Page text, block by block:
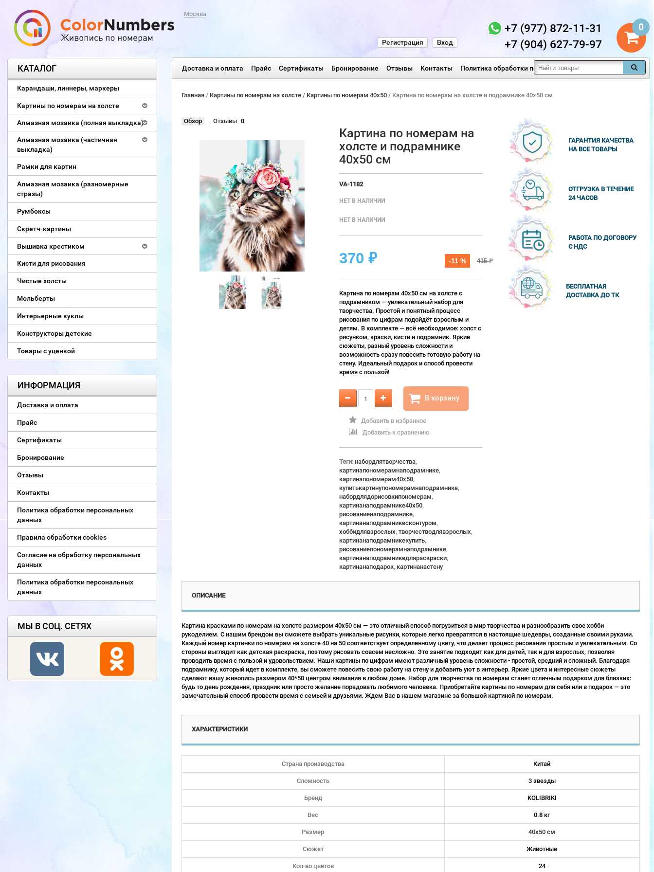
Москва
0
+7 (977) 872-11-31
+7 (904) 627-79-97
Вход
Регистрация
Доставка и оплата Прайс Сертификаты Бронирование Отзывы Контакты Политика обработки персональных данных
КАТАЛОГ
Карандаши, линнеры, маркеры
Картины по номерам на холсте
Алмазная мозаика (полная выкладка)
Алмазная мозаика (частичная
выкладка)
Рамки для картин
Алмазная мозаика (разномерные
стразы)
Румбоксы
Скретч-картины
Вышивка крестиком
Кисти для рисования
Чистые холсты
Мольберты
Интерьерные куклы
Конструкторы детские
Товары с уценкой
ИНФОРМАЦИЯ
Доставка и оплата
Прайс
Сертификаты
Бронирование
Отзывы
Контакты
Политика обработки персональных
данных
Правила обработки cookies
Согласие на обработку персональных
данных
Политика обработки персональных
данных
МЫ В СОЦ. СЕТЯХ
Главная/ Картины по номерам на холсте / Картины по номерам 40х50 / Картина по номерам на холсте и подрамнике 40х50 см
Обзор Отзывы 0
Картина по номерам на
холсте и подрамнике
40х50 см
VA-1182
НЕТ В НАЛИЧИИ
НЕТ В НАЛИЧИИ
370 ₽ -11 % 415₽
Картина по номерам 40х50 см на холсте с
подрамником — увлекательный набор для
творчества. Простой и понятный процесс
рисования по цифрам подойдёт взрослым и
детям. В комплекте — всё необходимое: холст с
рисунком, краски, кисти и подрамник. Яркие
сюжеты, разный уровень сложности и
возможность сразу повесить готовую работу на
стену. Идеальный подарок и способ провести
время с пользой!
В корзину
Добавить в избранное
Добавить к сравнению
Теги: набордлятворчества,
картинапономерамнаподрамнике,
картинапономерам40x50,
купитькартинупономерамнаподрамнике,
набордлядорисовкипономерам,
картинанаподрамнике40x50,
рисованиенаподрамнике,
картинанаподрамникесконтуром,
хоббидлявзрослых, творчестводлявзрослых,
картинанаподрамникекупить,
рисованиепономерамнаподрамнике,
картинанаподрамникедляраскраски,
картинанаподарок, картинанастену
ГАРАНТИЯ КАЧЕСТВА
НА ВСЕ ТОВАРЫ
ОТГРУЗКА В ТЕЧЕНИЕ
24 ЧАСОВ
РАБОТА ПО ДОГОВОРУ
С НДС
БЕСПЛАТНАЯ
ДОСТАВКА ДО ТК
ОПИСАНИЕ
Картина красками по номерам на холсте размером 40х50 см — это отличный способ погрузиться в мир творчества и разнообразить свое хобби
рукоделием. С нашим брендом вы сможете выбрать уникальные рисунки, которые легко превратятся в настоящие шедевры, созданные своими руками.
Каждый номер картинки по номерам на холсте 40 на 50 соответствует определенному цвету, что делает процесс рисования простым и увлекательным. Со
стороны выглядит как детская раскраска, поэтому рисовать совсем несложно. Это занятие подходит как для детей, так и для взрослых, позволяя
проводить время с пользой и удовольствием. Наши картины по цифрам имеют различный уровень сложности - простой, средний и сложный. Благодаря
подрамнику, который идет в комплекте, вы сможете повесить свою работу на стену и добавить уют в интерьер. Яркие цвета и интересные сюжеты
сделают вашу живопись размером 40*50 центром внимания в любом доме. Набор для творчества по номерам станет отличным подарком для близких:
будь то день рождения, праздник или просто желание порадовать любимого человека. Приобретайте картины по номерам для себя или в подарок — это
замечательный способ провести время с семьей и друзьями. Ждем Вас в нашем магазине за большой картиной по номерам.
ХАРАКТЕРИСТИКИ
Страна производства Китай
Сложность 3 звезды
Бренд KOLIBRIKI
Вес 0.8 кг
Размер 40х50 см
Сюжет Животные
Кол-во цветов 24